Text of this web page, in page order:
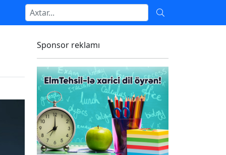
Sponsor reklamı